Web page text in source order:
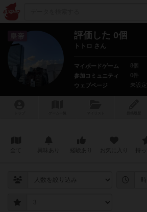
皇帝 評価した 0個
トトロ さん
マイボードゲーム
8個
参加コミュニティ
0件
ウェブページ
未設定